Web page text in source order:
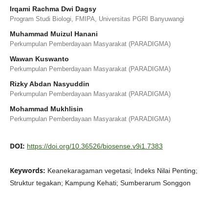
Irqami Rachma Dwi Dagsy
Program Studi Biologi, FMIPA, Universitas PGRI Banyuwangi
Muhammad Muizul Hanani
Perkumpulan Pemberdayaan Masyarakat (PARADIGMA)
Wawan Kuswanto
Perkumpulan Pemberdayaan Masyarakat (PARADIGMA)
Rizky Abdan Nasyuddin
Perkumpulan Pemberdayaan Masyarakat (PARADIGMA)
Mohammad Mukhlisin
Perkumpulan Pemberdayaan Masyarakat (PARADIGMA)
DOI: https://doi.org/10.36526/biosense.v9i1.7383
Keywords: Keanekaragaman vegetasi; Indeks Nilai Penting;
Struktur tegakan; Kampung Kehati; Sumberarum Songgon